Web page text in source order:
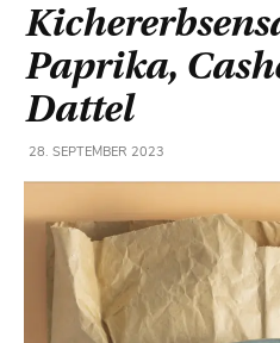
Paprika,
Dattel
28. SEPTEMBER 2023